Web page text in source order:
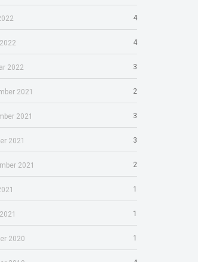
4
4
2022 3
2021 2
2021 3
2021 3
2021 2
1
1
2020 1